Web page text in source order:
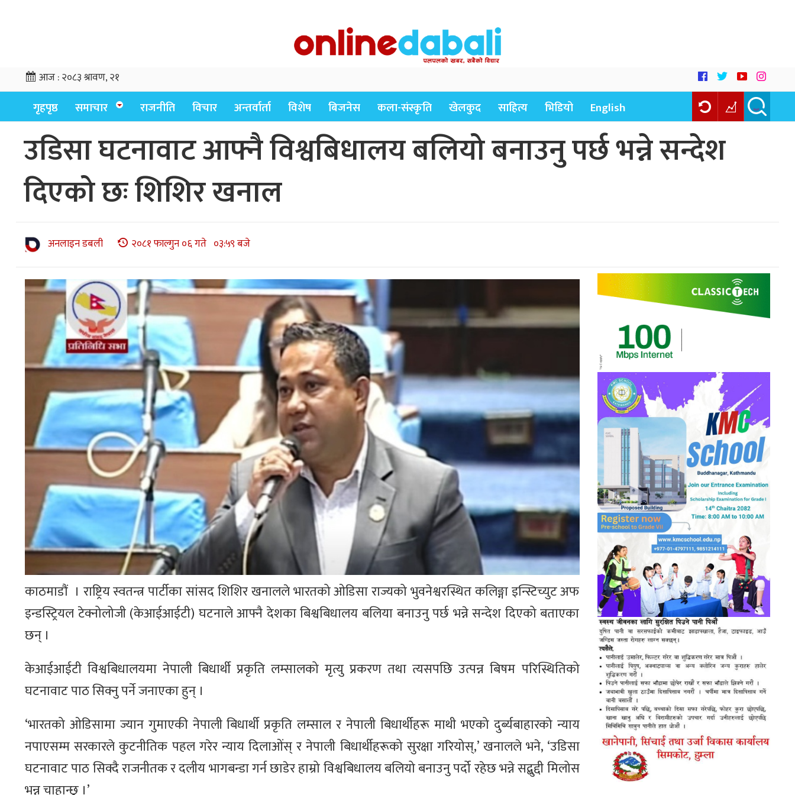
आज :२०८३ श्रावण, २१
गृहपृष्ठ समाचार राजनीति विचार अन्तर्वार्ता विशेष बिजनेस कला-संस्कृति खेलकुद साहित्य भिडियो English
उडिसा घटनावाट आफ्नै विश्वबिधालय बलियो बनाउनु पर्छ भन्ने सन्देश
दिएको छः शिशिर खनाल
अनलाइन डबली २०८१ फाल्गुन ०६ गते ०३:५९ बजे
काठमाडौं । राष्ट्रिय स्वतन्त्र पार्टीका सांसद शिशिर खनालले भारतको ओडिसा राज्यको भुवनेश्वरस्थित कलिङ्गा इन्स्टिच्युट अफ
इन्डस्ट्रियल टेक्नोलोजी (केआईआईटी) घटनाले आफ्नै देशका बिश्वबिधालय बलिया बनाउनु पर्छ भन्ने सन्देश दिएको बताएका
छन् ।
केआईआईटी विश्वबिधालयमा नेपाली बिधार्थी प्रकृति लम्सालको मृत्यु प्रकरण तथा त्यसपछि उत्पन्न बिषम परिस्थितिको
घटनावाट पाठ सिक्नु पर्ने जनाएका हुन् ।
‘भारतको ओडिसामा ज्यान गुमाएकी नेपाली बिधार्थी प्रकृति लम्साल र नेपाली बिधार्थीहरू माथी भएको दुर्ब्यबाहारको न्याय
नपाएसम्म सरकारले कुटनीतिक पहल गरेर न्याय दिलाओंस् र नेपाली बिधार्थीहरूको सुरक्षा गरियोस्,’ खनालले भने, ‘उडिसा
घटनावाट पाठ सिक्दै राजनीतक र दलीय भागबन्डा गर्न छाडेर हाम्रो विश्वबिधालय बलियो बनाउनु पर्दो रहेछ भन्ने सद्बुद्दी मिलोस
भन्न चाहान्छु ।’